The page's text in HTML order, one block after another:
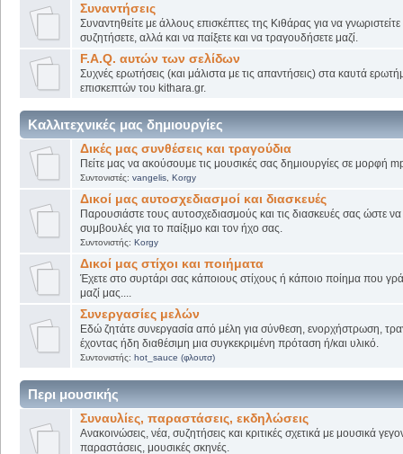
Συναντήσεις
Συναντηθείτε με άλλους επισκέπτες της Κιθάρας για να
συζητήσετε, αλλά και να παίξετε και να τραγουδήσετε μαζί.
F.A.Q. αυτών των σελίδων
Συχνές ερωτήσεις (και μάλιστα με τις απαντήσεις) στα καυτά
επισκεπτών του kithara.gr.
Καλλιτεχνικές μας δημιουργίες
Δικές μας συνθέσεις και τραγούδια
Πείτε μας να ακούσουμε τις μουσικές σας δημιουργίες σε μορφή
Συντονιστές: vangelis, Korgy
Δικοί μας αυτοσχεδιασμοί και διασκευές
Παρουσιάστε τους αυτοσχεδιασμούς και τις διασκευές σας ώστε να
συμβουλές για το παίξιμο και τον ήχο σας.
Συντονιστής: Korgy
Δικοί μας στίχοι και ποιήματα
Έχετε στο συρτάρι σας κάποιους στίχους ή κάποιο ποίημα που
μαζί μας....
Συνεργασίες μελών
Εδώ ζητάτε συνεργασία από μέλη για σύνθεση, ενορχήστρωση,
έχοντας ήδη διαθέσιμη μια συγκεκριμένη πρόταση ή/και υλικό.
Συντονιστής: hot_sauce (φλουτσ)
Περι μουσικής
Συναυλίες, παραστάσεις, εκδηλώσεις
Ανακοινώσεις, νέα, συζητήσεις και κριτικές σχετικά με μουσικά
παραστάσεις, μουσικές σκηνές.